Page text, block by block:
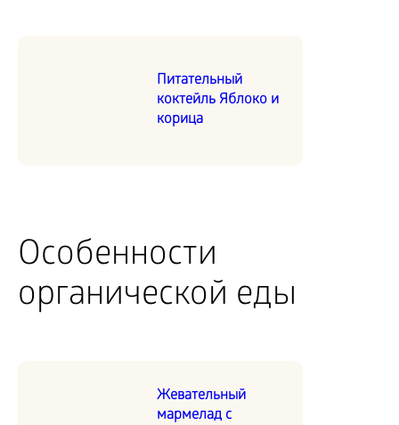
Питательный
коктейль Яблоко и
корица
Особенности
органической еды
Жевательный
мармелад с